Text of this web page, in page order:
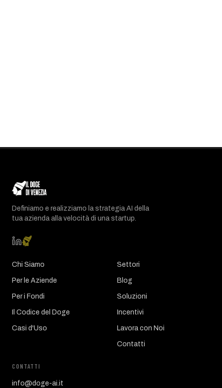
Definiamo e realizziamo la strategia AI della
tua azienda alla velocità di una startup.
Chi Siamo
Per le Aziende
Per i Fondi
Il Codice del Doge
Casi d'Uso
Settori
Blog
Soluzioni
Incentivi
Lavora con Noi
Contatti
CONTATTI
info@doge-ai.it